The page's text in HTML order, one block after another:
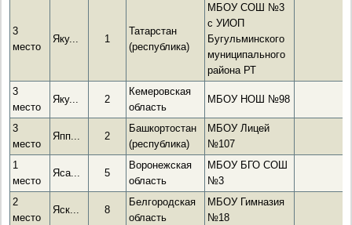
3
место
Яку... 1
Татарстан
(республика)
МБОУ СОШ №3
с УИОП
Бугульминского
муниципального
района РТ
3
место
Яку... 2
Кемеровская
область
МБОУ НОШ №98
3
место
Япп... 2
Башкортостан
(республика)
МБОУ Лицей
№107
1
место
Яса... 5
Воронежская
область
МБОУ БГО СОШ
№3
2
место
Яск... 8
Белгородская
область
МБОУ Гимназия
№18